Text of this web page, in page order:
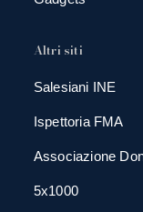
Altri siti
Salesiani INE
Ispettoria FMA
Associazione
5x1000